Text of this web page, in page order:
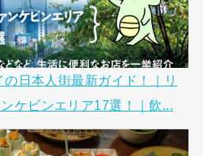
の日本人街最新ガイド！｜リ
ケビンエリア17選！｜飲...